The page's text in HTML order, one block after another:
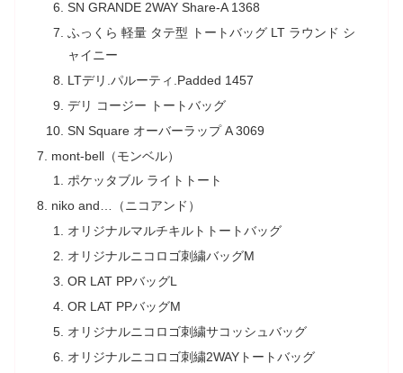
SN GRANDE 2WAY Share-A 1368
ふっくら 軽量 タテ型 トートバッグ LT ラウンド シ
ャイニー
LTデリ.パルーティ.Padded 1457
デリ コージー トートバッグ
SN Square オーバーラップ A 3069
mont-bell（モンベル）
ポケッタブル ライトトート
niko and…（ニコアンド）
オリジナルマルチキルトトートバッグ
オリジナルニコロゴ刺繍バッグM
OR LAT PPバッグL
OR LAT PPバッグM
オリジナルニコロゴ刺繍サコッシュバッグ
オリジナルニコロゴ刺繍2WAYトートバッグ